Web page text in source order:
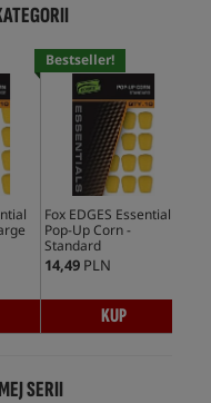
Bestseller!
Fox EDGES Essential
Pop-Up Corn -
Standard
14,49 PLN
KUP
SERII